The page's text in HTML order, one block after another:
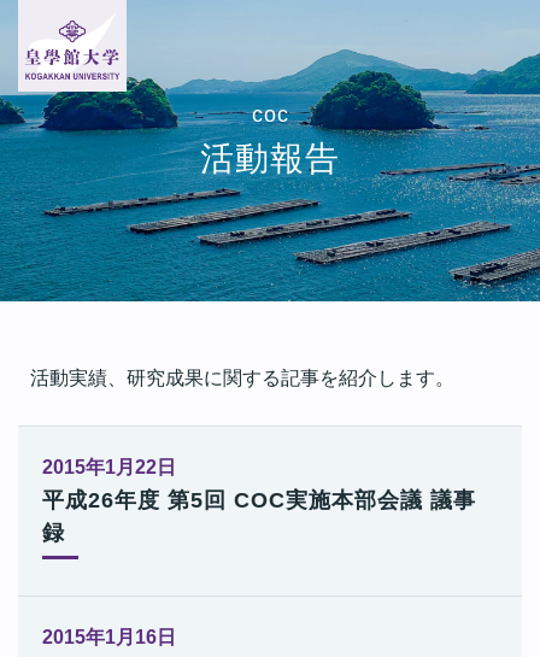
活動報告
coc
活動実績、研究成果に関する記事を紹介します。
2015年1月22日
平成26年度 第5回 COC実施本部会議 議事
録
2015年1月16日